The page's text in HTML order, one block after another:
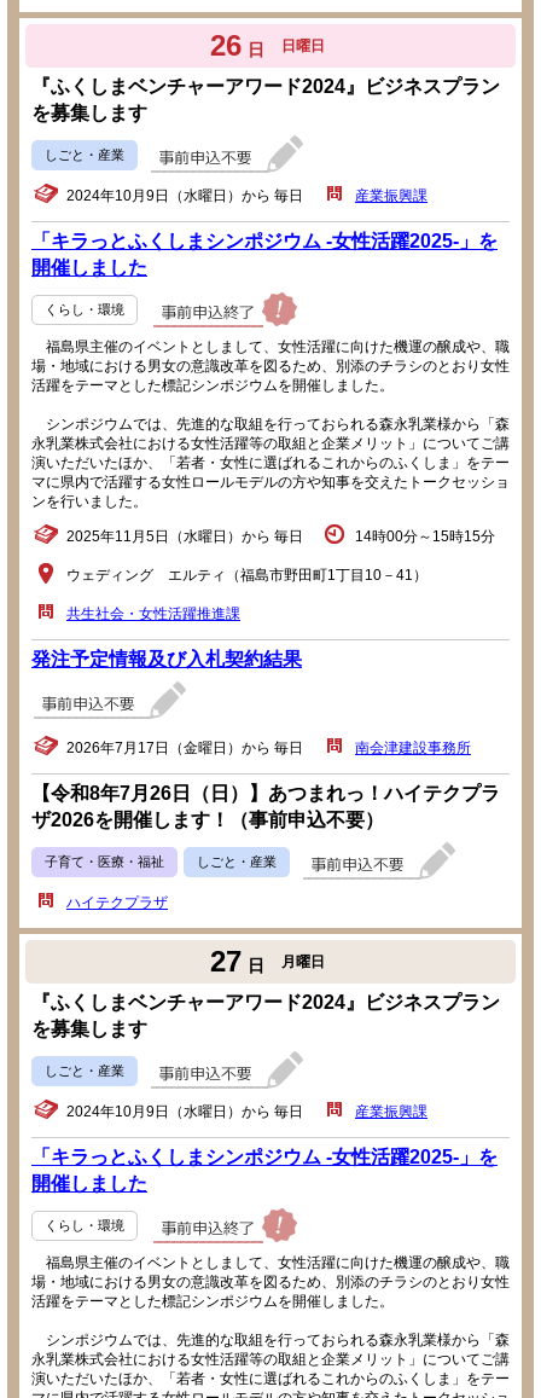
26 日 日曜日
『ふくしまベンチャーアワード2024』ビジネスプラン
を募集します
しごと・産業
2024年10月9日（水曜日）から 毎日 産業振興課
「キラっとふくしまシンポジウム -女性活躍2025-」を
開催しました
くらし・環境
福島県主催のイベントとしまして、女性活躍に向けた機運の醸成や、職
場・地域における男女の意識改革を図るため、別添のチラシのとおり女性
活躍をテーマとした標記シンポジウムを開催しました。
シンポジウムでは、先進的な取組を行っておられる森永乳業様から「森
永乳業株式会社における女性活躍等の取組と企業メリット」についてご講
演いただいたほか、「若者・女性に選ばれるこれからのふくしま」をテー
マに県内で活躍する女性ロールモデルの方や知事を交えたトークセッショ
ンを行いました。
2025年11月5日（水曜日）から 毎日 14時00分～15時15分
ウェディング エルティ（福島市野田町1丁目10－41）
共生社会・女性活躍推進課
発注予定情報及び入札契約結果
2026年7月17日（金曜日）から 毎日 南会津建設事務所
【令和8年7月26日（日）】あつまれっ！ハイテクプラ
ザ2026を開催します！（事前申込不要）
子育て・医療・福祉 しごと・産業
ハイテクプラザ
27 日 月曜日
『ふくしまベンチャーアワード2024』ビジネスプラン
を募集します
しごと・産業
2024年10月9日（水曜日）から 毎日 産業振興課
「キラっとふくしまシンポジウム -女性活躍2025-」を
開催しました
くらし・環境
福島県主催のイベントとしまして、女性活躍に向けた機運の醸成や、職
場・地域における男女の意識改革を図るため、別添のチラシのとおり女性
活躍をテーマとした標記シンポジウムを開催しました。
シンポジウムでは、先進的な取組を行っておられる森永乳業様から「森
永乳業株式会社における女性活躍等の取組と企業メリット」についてご講
演いただいたほか、「若者・女性に選ばれるこれからのふくしま」をテー